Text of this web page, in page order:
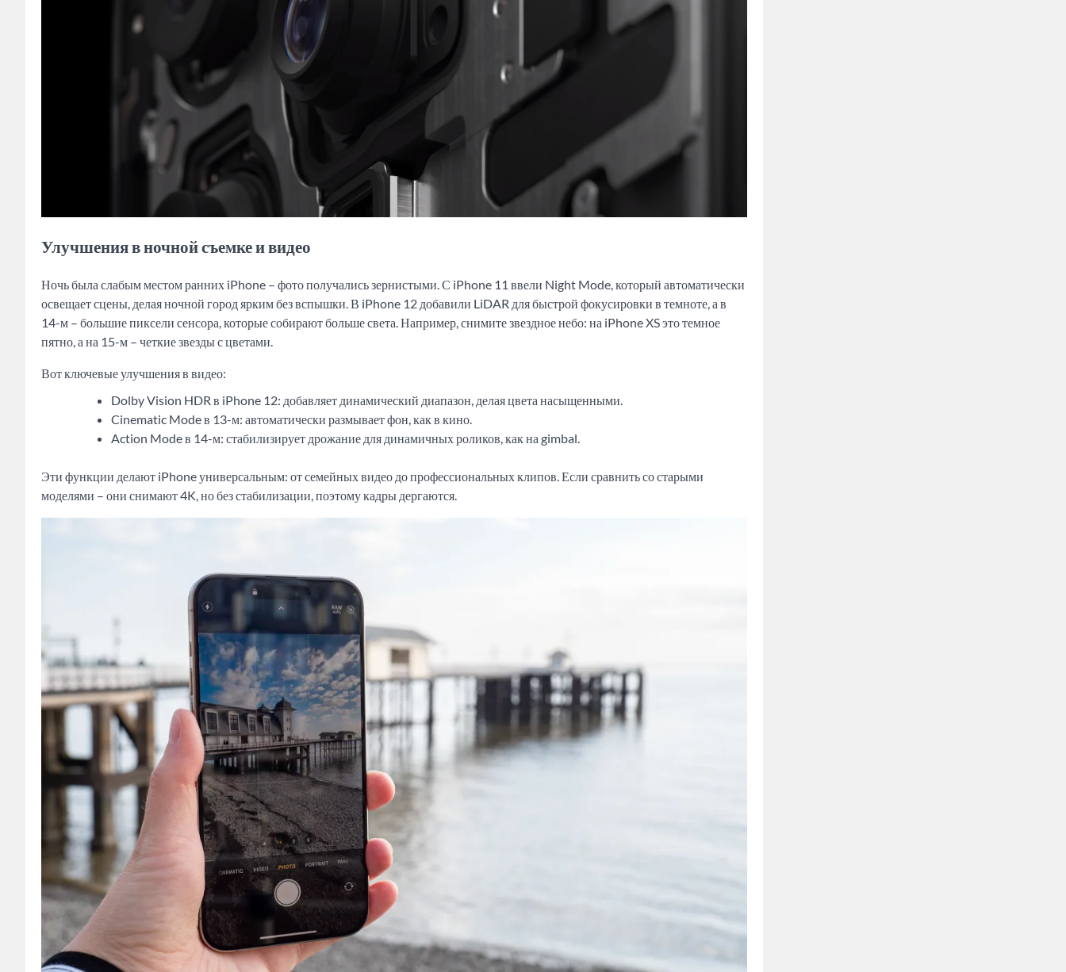
Улучшения в ночной съемке и видео
Ночь была слабым местом ранних iPhone – фото получались зернистыми. С iPhone 11 ввели Night Mode, который автоматически
освещает сцены, делая ночной город ярким без вспышки. В iPhone 12 добавили LiDAR для быстрой фокусировки в темноте, а в
14-м – большие пиксели сенсора, которые собирают больше света. Например, снимите звездное небо: на iPhone XS это темное
пятно, а на 15-м – четкие звезды с цветами.
Вот ключевые улучшения в видео:
Dolby Vision HDR в iPhone 12: добавляет динамический диапазон, делая цвета насыщенными.
Cinematic Mode в 13-м: автоматически размывает фон, как в кино.
Action Mode в 14-м: стабилизирует дрожание для динамичных роликов, как на gimbal.
Эти функции делают iPhone универсальным: от семейных видео до профессиональных клипов. Если сравнить со старыми
моделями – они снимают 4K, но без стабилизации, поэтому кадры дергаются.